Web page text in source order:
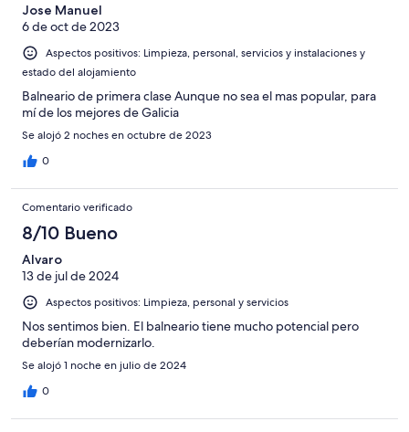
Jose Manuel
6 de oct de 2023
Aspectos positivos: Limpieza, personal, servicios y instalaciones y
estado del alojamiento
Balneario de primera clase Aunque no sea el mas popular, para
mí de los mejores de Galicia
Se alojó 2 noches en octubre de 2023
0
Comentario verificado
8/10 Bueno
Alvaro
13 de jul de 2024
Aspectos positivos: Limpieza, personal y servicios
Nos sentimos bien. El balneario tiene mucho potencial pero
deberían modernizarlo.
Se alojó 1 noche en julio de 2024
0